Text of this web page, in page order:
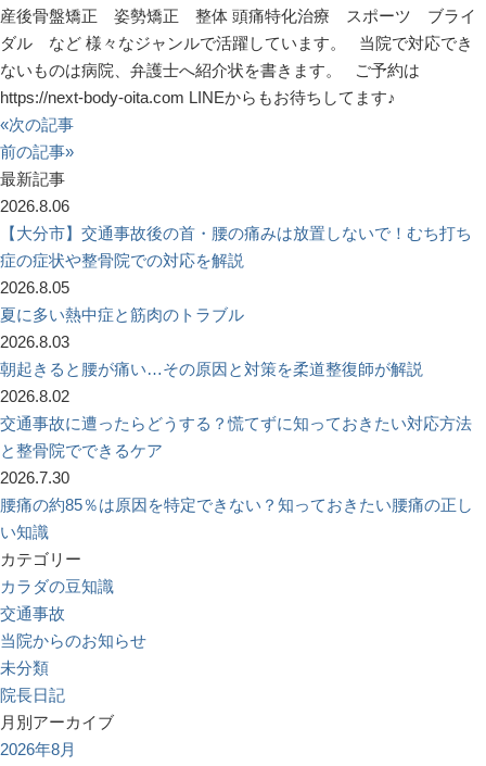
産後骨盤矯正 姿勢矯正 整体 頭痛特化治療 スポーツ ブライ
ダル など 様々なジャンルで活躍しています。 当院で対応でき
ないものは病院、弁護士へ紹介状を書きます。 ご予約は
https://next-body-oita.com LINEからもお待ちしてます♪
«次の記事
前の記事»
最新記事
2026.8.06
【大分市】交通事故後の首・腰の痛みは放置しないで！むち打ち
症の症状や整骨院での対応を解説
2026.8.05
夏に多い熱中症と筋肉のトラブル
2026.8.03
朝起きると腰が痛い…その原因と対策を柔道整復師が解説
2026.8.02
交通事故に遭ったらどうする？慌てずに知っておきたい対応方法
と整骨院でできるケア
2026.7.30
腰痛の約85％は原因を特定できない？知っておきたい腰痛の正し
い知識
カテゴリー
カラダの豆知識
交通事故
当院からのお知らせ
未分類
院長日記
月別アーカイブ
2026年8月